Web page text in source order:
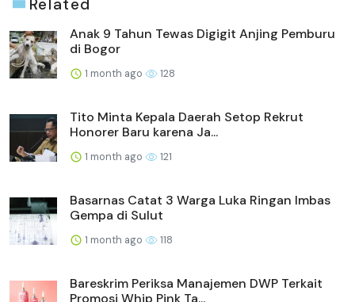
Related
Anak 9 Tahun Tewas Digigit Anjing Pemburu
di Bogor
1 month ago 128
Tito Minta Kepala Daerah Setop Rekrut
Honorer Baru karena Ja...
1 month ago 121
Basarnas Catat 3 Warga Luka Ringan Imbas
Gempa di Sulut
1 month ago 118
Bareskrim Periksa Manajemen DWP Terkait
Promosi Whip Pink Ta...